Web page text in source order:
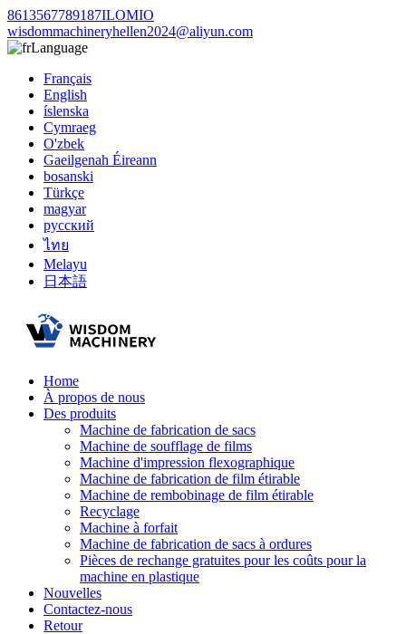
8613567789187ILOMIO
wisdommachineryhellen2024@aliyun.com
Language
Français
English
íslenska
Cymraeg
O'zbek
Gaeilgenah Éireann
bosanski
Türkçe
magyar
русский
ไทย
Melayu
日本語
Home
À propos de nous
Des produits
Machine de fabrication de sacs
Machine de soufflage de films
Machine d'impression flexographique
Machine de fabrication de film étirable
Machine de rembobinage de film étirable
Recyclage
Machine à forfait
Machine de fabrication de sacs à ordures
Pièces de rechange gratuites pour les coûts pour la
machine en plastique
Nouvelles
Contactez-nous
Retour